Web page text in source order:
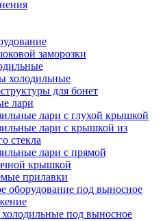
заморозки
холодильные
для бонет
лари
лари с глухой крышкой
лари с крышкой из
стекла
лари с прямой
крышкой
прилавки
оборудование под выносное
под выносное